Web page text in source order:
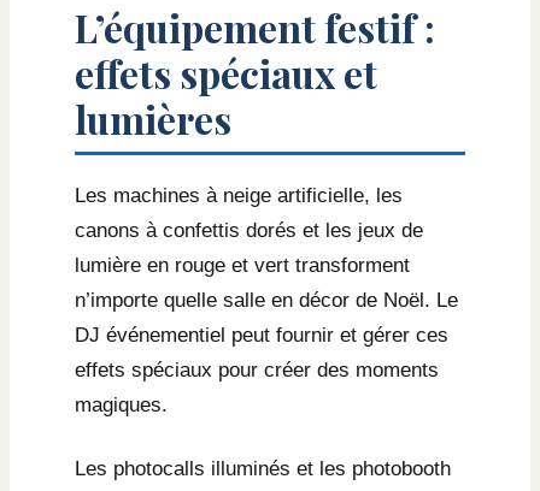
L’équipement festif :
effets spéciaux et
lumières
Les machines à neige artificielle, les
canons à confettis dorés et les jeux de
lumière en rouge et vert transforment
n’importe quelle salle en décor de Noël. Le
DJ événementiel peut fournir et gérer ces
effets spéciaux pour créer des moments
magiques.
Les photocalls illuminés et les photobooth